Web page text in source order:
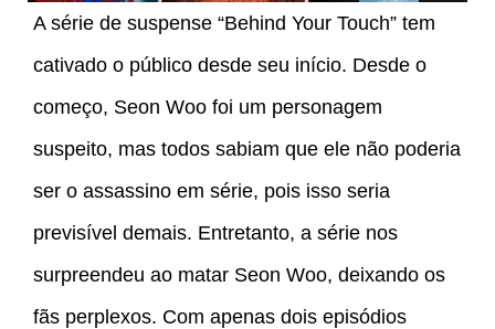
A série de suspense “Behind Your Touch” tem
cativado o público desde seu início. Desde o
começo, Seon Woo foi um personagem
suspeito, mas todos sabiam que ele não poderia
ser o assassino em série, pois isso seria
previsível demais. Entretanto, a série nos
surpreendeu ao matar Seon Woo, deixando os
fãs perplexos. Com apenas dois episódios